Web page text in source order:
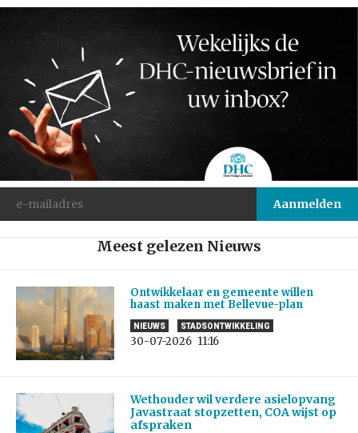
Meest gelezen Nieuws
Ontwikkelaar en gemeente willen
haast maken met Bellevue-plan
NIEUWS STADSONTWIKKELING
30-07-2026 11:16
Wethouder wil verdere asielopvang
Javastraat stopzetten, COA wijst op
afspraken